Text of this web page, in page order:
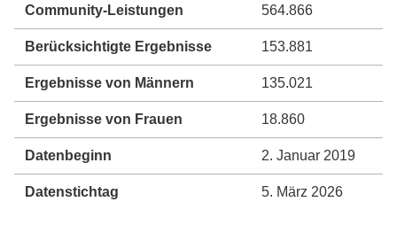
Community-Leistungen 564.866
Berücksichtigte Ergebnisse 153.881
Ergebnisse von Männern 135.021
Ergebnisse von Frauen 18.860
Datenbeginn 2. Januar 2019
Datenstichtag 5. März 2026